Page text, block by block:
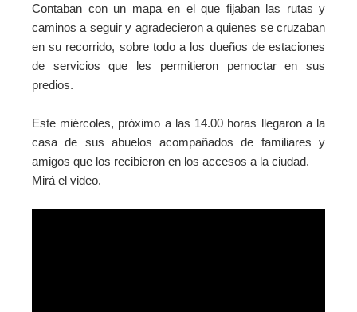
Contaban con un mapa en el que fijaban las rutas y
caminos a seguir y agradecieron a quienes se cruzaban
en su recorrido, sobre todo a los dueños de estaciones
de servicios que les permitieron pernoctar en sus
predios.
Este miércoles, próximo a las 14.00 horas llegaron a la
casa de sus abuelos acompañados de familiares y
amigos que los recibieron en los accesos a la ciudad.
Mirá el video.